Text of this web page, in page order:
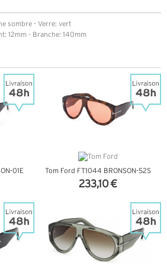
sombre - Verre: vert
12mm - Branche: 140mm
01E Tom Ford FT1044 BRONSON-52S
233,10 €